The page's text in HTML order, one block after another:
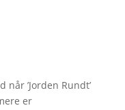
’Jorden Rundt’
er